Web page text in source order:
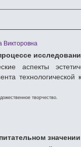
Викторовна
аспекты
творчество.